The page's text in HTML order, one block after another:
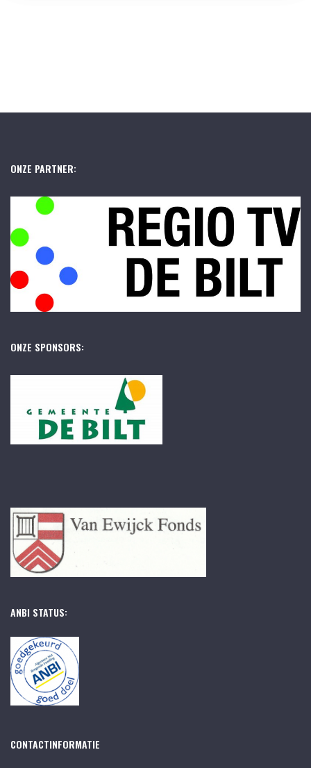
ONZE PARTNER:
ONZE SPONSORS:
ANBI STATUS:
CONTACTINFORMATIE